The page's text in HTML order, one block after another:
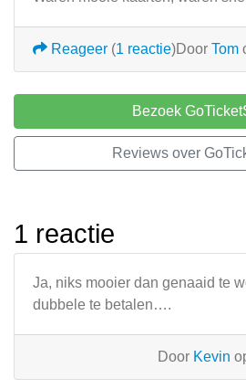
Door Tom
Reageer (1 reactie)
Bezoek
Reviews over
1 reactie
Ja, niks mooier dan genaaid te
dubbele te betalen….
Door Kevin